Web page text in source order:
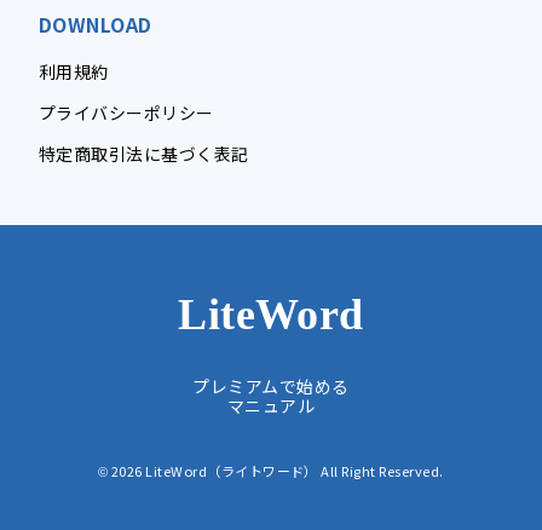
DOWNLOAD
利用規約
プライバシーポリシー
特定商取引法に基づく表記
LiteWord
プレミアムで始める
マニュアル
© 2026 LiteWord（ライトワード） All Right Reserved.